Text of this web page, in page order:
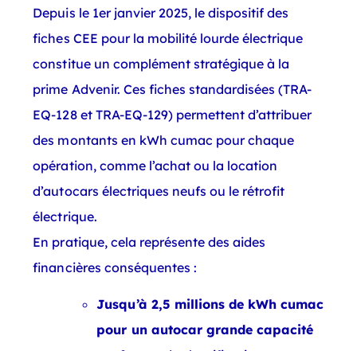
Depuis le 1er janvier 2025, le dispositif des
fiches CEE pour la mobilité lourde électrique
constitue un complément stratégique à la
prime Advenir. Ces fiches standardisées (TRA-
EQ-128 et TRA-EQ-129) permettent d’attribuer
des montants en kWh cumac pour chaque
opération, comme l’achat ou la location
d’autocars électriques neufs ou le rétrofit
électrique.
En pratique, cela représente des aides
financières conséquentes :
Jusqu’à 2,5 millions de kWh cumac
pour un autocar grande capacité